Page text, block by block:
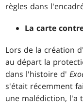
règles dans
La carte
Lors de la création
au départ la
dans l'histoire d'
s'était récemment
une malédiction, l'a